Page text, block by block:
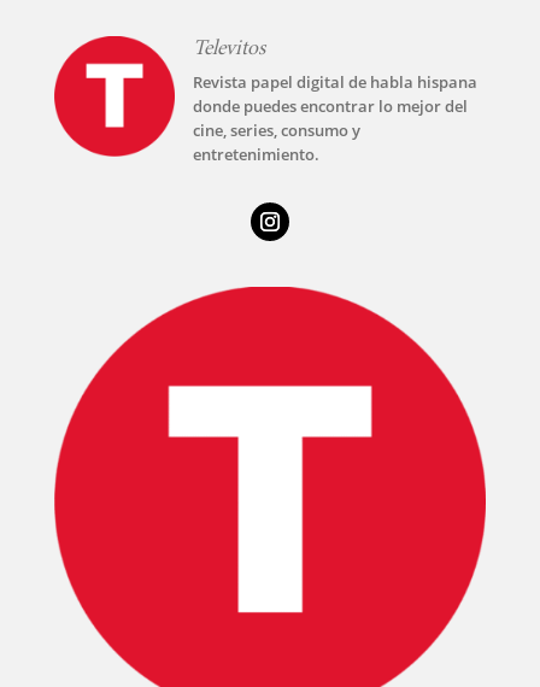
Televitos
Revista papel digital de habla hispana
donde puedes encontrar lo mejor del
cine, series, consumo y
entretenimiento.